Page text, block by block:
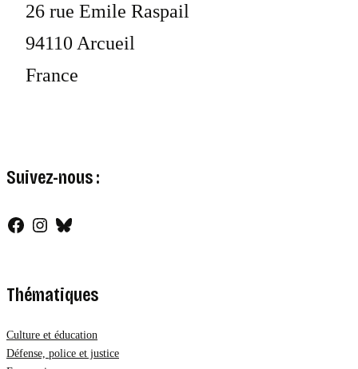
26 rue Emile Raspail
94110 Arcueil
France
Suivez-nous :
Facebook
Instagram
Bluesky
Thématiques
Culture et éducation
Défense, police et justice